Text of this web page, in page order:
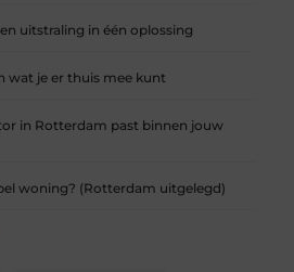
uitstraling in één oplossing
wat je er thuis mee kunt
in Rotterdam past binnen jouw
woning? (Rotterdam uitgelegd)